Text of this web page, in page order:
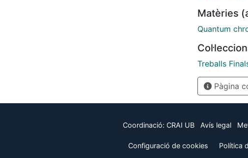
Matèries
Quantum
Treballs
Pàgina
Coordinació: CRAI UB Avís legal
Configuració de cookies Política